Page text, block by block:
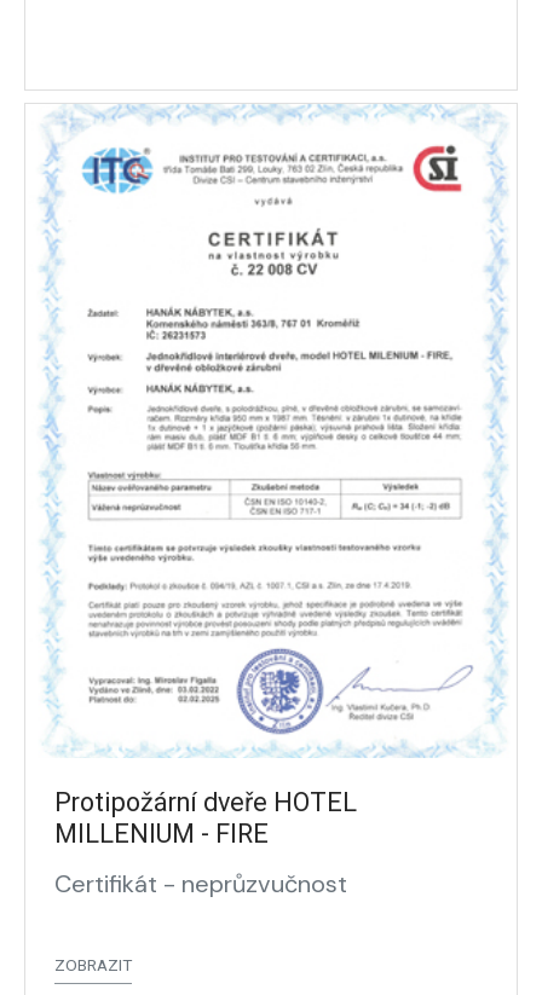
Protipožární dveře HOTEL
MILLENIUM - FIRE
Certifikát - neprůzvučnost
ZOBRAZIT